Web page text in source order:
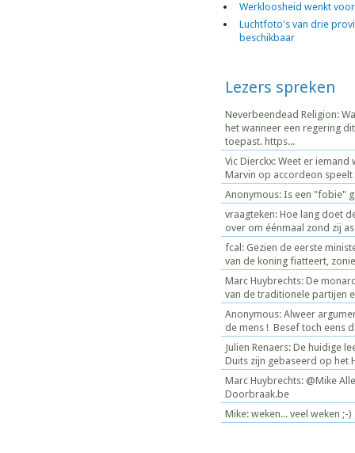
Werkloosheid wenkt
Luchtfoto's van drie
beschikbaar
Lezers spreken
Neverbeendead Religion:
het wanneer een regering
toepast. https...
Vic Dierckx: Weet er iemand
Marvin op accordeon speelt
Anonymous: Is een "fobie"
vraagteken: Hoe lang doet
over om éénmaal zond zij
fcal: Gezien de eerste
van de koning fiatteert,
Marc Huybrechts: De
van de traditionele partijen
Anonymous: Alweer
de mens ! Besef toch eens
Julien Renaers: De huidige
Duits zijn gebaseerd op het
Marc Huybrechts: @Mike
Doorbraak.be
Mike: weken... veel weken ;-)